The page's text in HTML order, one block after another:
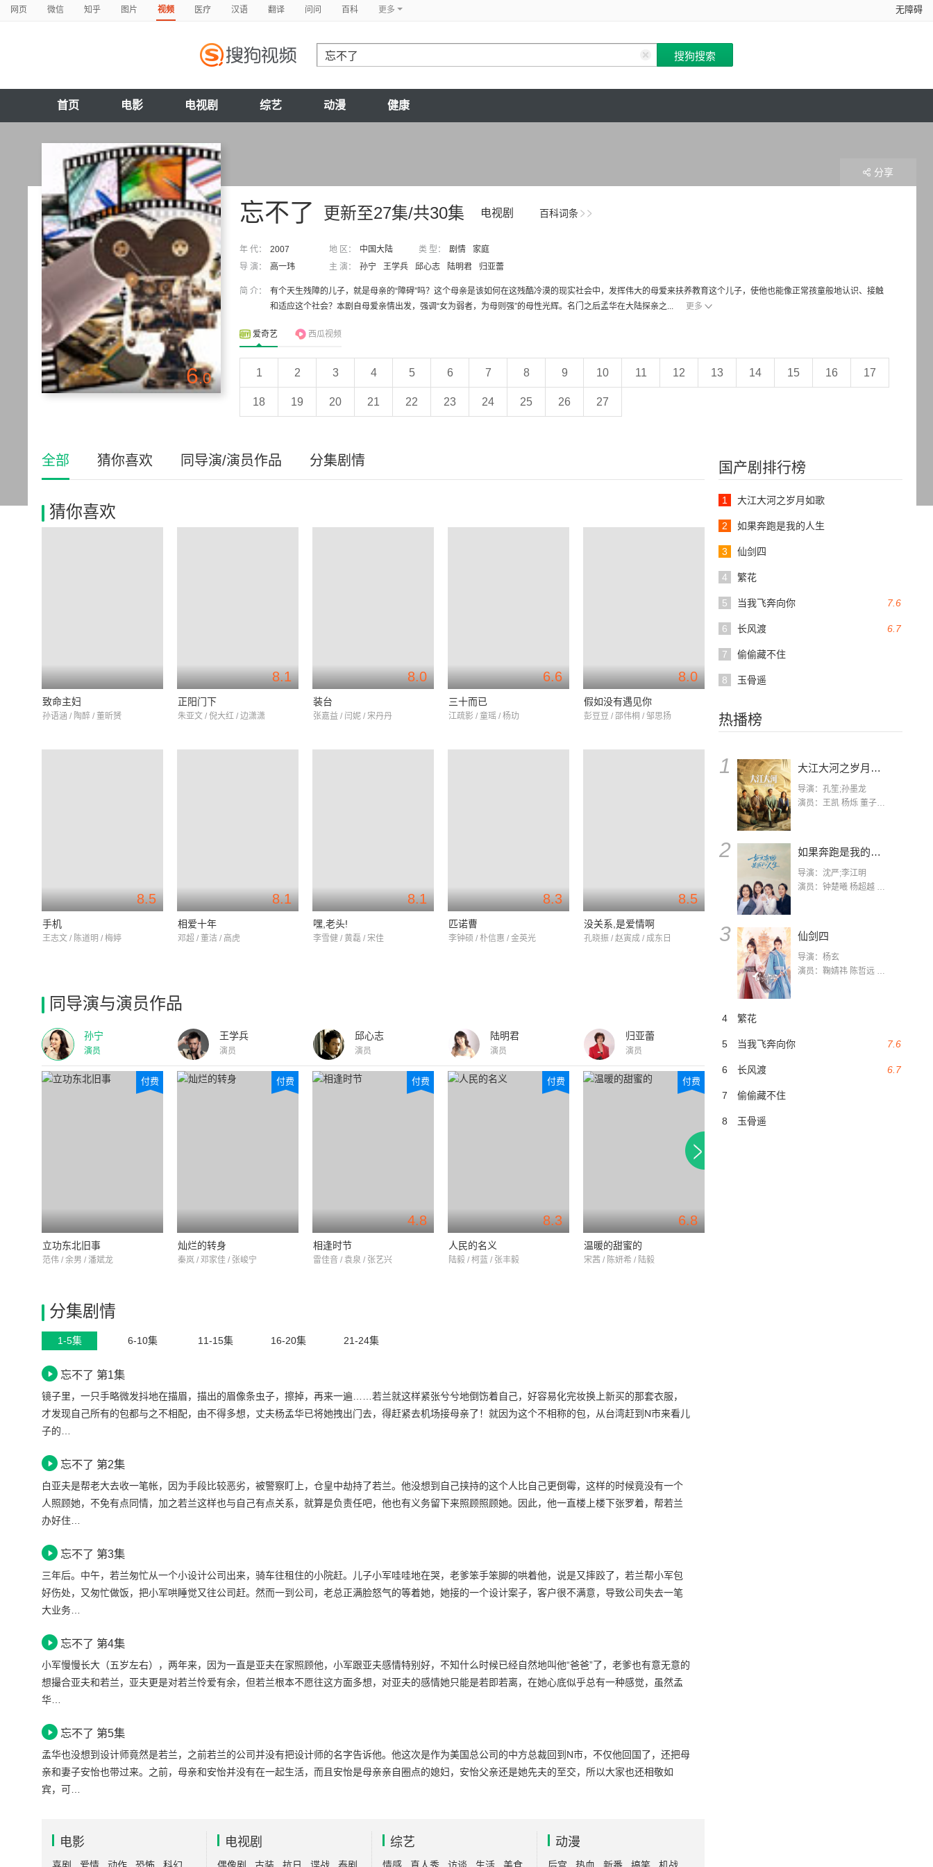
网页 微信 知乎 图片 视频 医疗 汉语 翻译 问问 百科 更多 无障碍
首页 电影 电视剧 综艺 动漫 健康
6.0
百科词条
更新至27集/共30集 电视剧
忘不了
年 代： 2007 地 区： 中国大陆 类 型： 剧情
家庭
导 演：
高一玮 主 演： 孙宁 王学兵 邱心志 陆明君 归亚蕾
简 介：
有个天生残障的儿子，就是母亲的“障碍”吗？这个母亲是该如何在这残酷冷漠的现实社会中，发挥伟大的母爱来扶养教育这个儿子，使他也能像正常孩童般地认识、接触
和适应这个社会？本剧自母爱亲情出发，强调“女为弱者，为母则强”的母性光辉。名门之后孟华在大陆探亲之...
更多
爱奇艺 西瓜视频
1 2 3 4 5 6 7 8 9 10 11 12 13 14 15 16 17
18 19 20 21 22 23 24 25 26 27
分享
国产剧排行榜
1 大江大河之岁月如歌
2 如果奔跑是我的人生
3 仙剑四
4 繁花
7.6
5 当我飞奔向你
6.7
6 长风渡
7 偷偷藏不住
8 玉骨遥
热播榜
1 大江大河之岁月如歌
导演：孔笙;孙墨龙
演员：王凯 杨烁 董子健 杨采钰 张佳宁 练练 林栋甫 房子斌
2 如果奔跑是我的人生
导演：沈严;李江明
演员：钟楚曦 杨超越 许娣 陈小艺 侯雯元 宋洋 王宥钧 李添诺
3 仙剑四
导演：杨玄
演员：鞠婧祎 陈哲远 茅子俊 毛晓慧 王媛可 张志浩 林枫松 张帆（演员）
4 繁花
7.6
5 当我飞奔向你
6.7
6 长风渡
7 偷偷藏不住
8 玉骨遥
全部 猜你喜欢 同导演/演员作品 分集剧情
猜你喜欢
致命主妇
孙语涵 / 陶醉 / 董昕赟
8.1
正阳门下
朱亚文 / 倪大红 / 边潇潇
8.0
装台
张嘉益 / 闫妮 / 宋丹丹
6.6
三十而已
江疏影 / 童瑶 / 杨玏
8.0
假如没有遇见你
彭豆豆 / 邵伟桐 / 邹思扬
8.5
手机
王志文 / 陈道明 / 梅婷
8.1
相爱十年
邓超 / 董洁 / 高虎
8.1
嘿,老头!
李雪健 / 黄磊 / 宋佳
8.3
匹诺曹
李钟硕 / 朴信惠 / 金英光
8.5
没关系,是爱情啊
孔晓振 / 赵寅成 / 成东日
同导演与演员作品
孙宁
演员
王学兵
演员
邱心志
演员
陆明君
演员
归亚蕾
演员
付费
立功东北旧事
范伟 / 余男 / 潘斌龙
付费
灿烂的转身
秦岚 / 邓家佳 / 张峻宁
4.8
付费
相逢时节
雷佳音 / 袁泉 / 张艺兴
8.3
付费
人民的名义
陆毅 / 柯蓝 / 张丰毅
6.8
付费
温暖的甜蜜的
宋茜 / 陈妍希 / 陆毅
分集剧情
1-5集 6-10集 11-15集 16-20集 21-24集
忘不了 第1集
镜子里，一只手略微发抖地在描眉，描出的眉像条虫子，擦掉，再来一遍……若兰就这样紧张兮兮地倒饬着自己，好容易化完妆换上新买的那套衣服，
才发现自己所有的包都与之不相配，由不得多想，丈夫杨孟华已将她拽出门去，得赶紧去机场接母亲了！就因为这个不相称的包，从台湾赶到N市来看儿
子的…
忘不了 第2集
白亚夫是帮老大去收一笔帐，因为手段比较恶劣，被警察盯上，仓皇中劫持了若兰。他没想到自己挟持的这个人比自己更倒霉，这样的时候竟没有一个
人照顾她，不免有点同情，加之若兰这样也与自己有点关系，就算是负责任吧，他也有义务留下来照顾照顾她。因此，他一直楼上楼下张罗着，帮若兰
办好住…
忘不了 第3集
三年后。中午，若兰匆忙从一个小设计公司出来，骑车往租住的小院赶。儿子小军哇哇地在哭，老爹笨手笨脚的哄着他，说是又摔跤了，若兰帮小军包
好伤处，又匆忙做饭，把小军哄睡觉又往公司赶。然而一到公司，老总正满脸怒气的等着她，她接的一个设计案子，客户很不满意，导致公司失去一笔
大业务…
忘不了 第4集
小军慢慢长大（五岁左右），两年来，因为一直是亚夫在家照顾他，小军跟亚夫感情特别好，不知什么时候已经自然地叫他“爸爸”了，老爹也有意无意的
想撮合亚夫和若兰，亚夫更是对若兰怜爱有余，但若兰根本不愿往这方面多想，对亚夫的感情她只能是若即若离，在她心底似乎总有一种感觉，虽然孟
华…
忘不了 第5集
孟华也没想到设计师竟然是若兰，之前若兰的公司并没有把设计师的名字告诉他。他这次是作为美国总公司的中方总裁回到N市，不仅他回国了，还把母
亲和妻子安怡也带过来。之前，母亲和安怡并没有在一起生活，而且安怡是母亲亲自圈点的媳妇，安怡父亲还是她先夫的至交，所以大家也还相敬如
宾，可…
电影 电视剧 综艺 动漫